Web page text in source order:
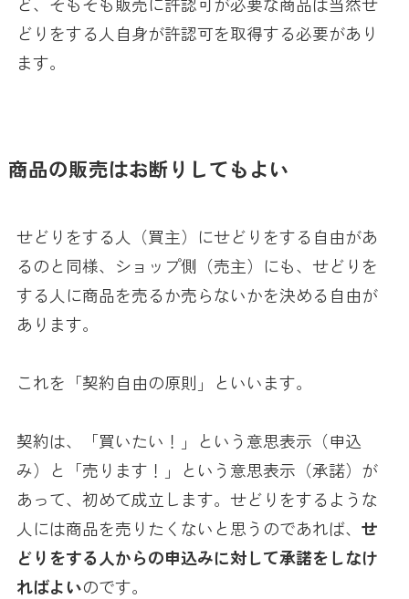
どりをする人自身が許認可を取得する必要があり
ます。
商品の販売はお断りしてもよい
せどりをする人（買主）にせどりをする自由があ
るのと同様、ショップ側（売主）にも、せどりを
する人に商品を売るか売らないかを決める自由が
あります。
これを「契約自由の原則」といいます。
契約は、「買いたい！」という意思表示（申込
み）と「売ります！」という意思表示（承諾）が
あって、初めて成立します。せどりをするような
人には商品を売りたくないと思うのであれば、 せ
どりをする人からの申込みに対して承諾をしなけ
ればよいのです。